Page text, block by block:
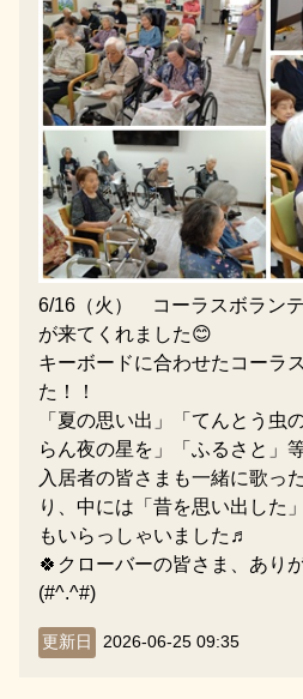
6/16（火） コーラスボランテ
が来てくれました😊
キーボードに合わせたコーラ
た！！
「夏の思い出」「てんとう虫
らん夜の星を」「ふるさと」
入居者の皆さまも一緒に歌っ
り、中には「昔を思い出した
もいらっしゃいました♬
🍀クローバーの皆さま、あり
(#^.^#)
更新日 2026-06-25 09:35